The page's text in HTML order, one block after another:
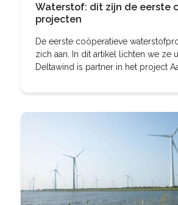
Waterstof: dit zijn de eerste
projecten
De eerste coöperatieve
zich aan. In dit artikel lichten we ze uit.
Deltawind is partner in het project